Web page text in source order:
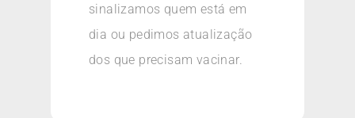
sinalizamos quem está em
dia ou pedimos atualização
dos que precisam vacinar.